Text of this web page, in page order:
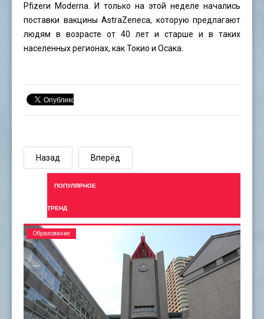
Pfizerи Moderna. И только на этой неделе начались
поставки вакцины AstraZeneca, которую предлагают
людям в возрасте от 40 лет и старше и в таких
населенных регионах, как Токио и Осака.
Назад Вперёд
ПОПУЛЯРНОЕ
ТРЕНД
Образование